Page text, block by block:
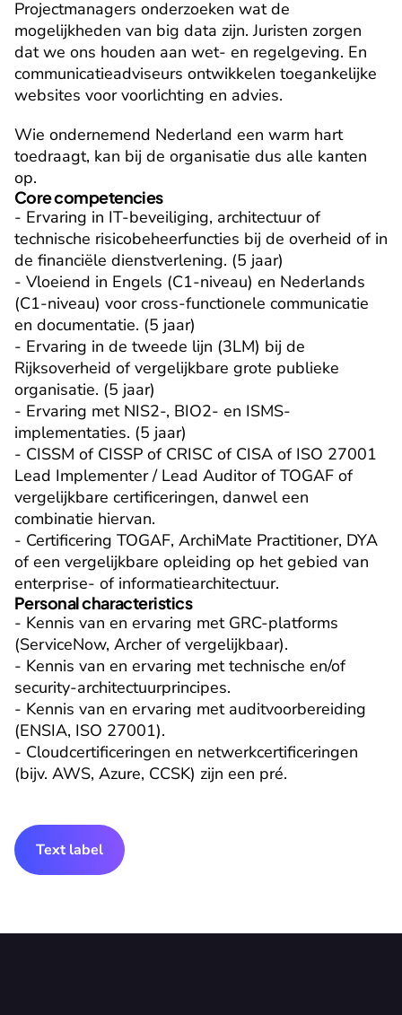
Projectmanagers onderzoeken wat de
mogelijkheden van big data zijn. Juristen zorgen
dat we ons houden aan wet- en regelgeving. En
communicatieadviseurs ontwikkelen toegankelijke
websites voor voorlichting en advies.
Wie ondernemend Nederland een warm hart
toedraagt, kan bij de organisatie dus alle kanten
op.
Core competencies
- Ervaring in IT-beveiliging, architectuur of
technische risicobeheerfuncties bij de overheid of in
de financiële dienstverlening. (5 jaar)
- Vloeiend in Engels (C1-niveau) en Nederlands
(C1-niveau) voor cross-functionele communicatie
en documentatie. (5 jaar)
- Ervaring in de tweede lijn (3LM) bij de
Rijksoverheid of vergelijkbare grote publieke
organisatie. (5 jaar)
- Ervaring met NIS2-, BIO2- en ISMS-
implementaties. (5 jaar)
- CISSM of CISSP of CRISC of CISA of ISO 27001
Lead Implementer / Lead Auditor of TOGAF of
vergelijkbare certificeringen, danwel een
combinatie hiervan.
- Certificering TOGAF, ArchiMate Practitioner, DYA
of een vergelijkbare opleiding op het gebied van
enterprise- of informatiearchitectuur.
Personal characteristics
- Kennis van en ervaring met GRC-platforms
(ServiceNow, Archer of vergelijkbaar).
- Kennis van en ervaring met technische en/of
security-architectuurprincipes.
- Kennis van en ervaring met auditvoorbereiding
(ENSIA, ISO 27001).
- Cloudcertificeringen en netwerkcertificeringen
(bijv. AWS, Azure, CCSK) zijn een pré.
Text label